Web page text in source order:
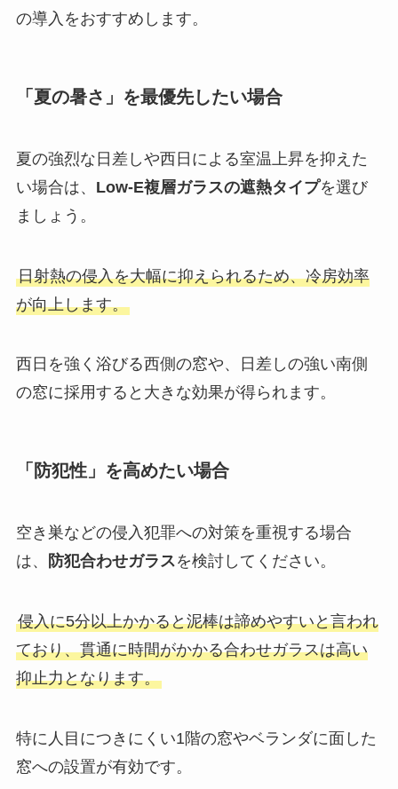
の導入をおすすめします。
「夏の暑さ」を最優先したい場合
夏の強烈な日差しや西日による室温上昇を抑えた
い場合は、 Low-E複層ガラスの遮熱タイプを選び
ましょう。
日射熱の侵入を大幅に抑えられるため、冷房効率
が向上します。
西日を強く浴びる西側の窓や、日差しの強い南側
の窓に採用すると大きな効果が得られます。
「防犯性」を高めたい場合
空き巣などの侵入犯罪への対策を重視する場合
は、
防犯合わせガラスを検討してください。
侵入に5分以上かかると泥棒は諦めやすいと言われ
ており、貫通に時間がかかる合わせガラスは高い
抑止力となります。
特に人目につきにくい1階の窓やベランダに面した
窓への設置が有効です。